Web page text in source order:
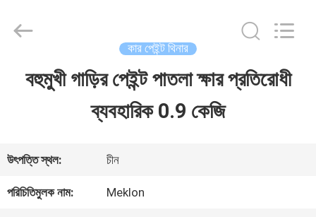
বাড়ি
ভিডিও
Chemical
কার পেইন্ট থিনার
বহুমুখী গাড়ির পেইন্ট পাতলা ক্ষার প্রতিরোধী
ব্যবহারিক 0.9 কেজি
উৎপত্তি স্থল: চীন
পরিচিতিমুলক নাম: Meklon